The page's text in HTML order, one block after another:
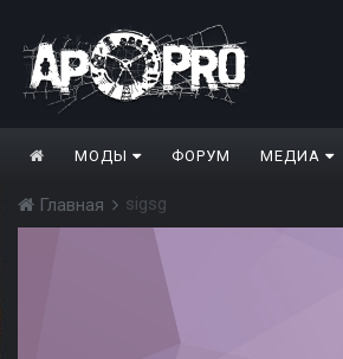
МОДЫ ФОРУМ МЕДИА
Главная sigsg